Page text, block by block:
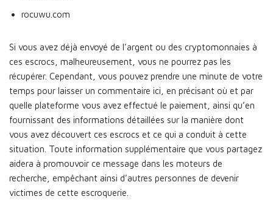
rocuwu.com
Si vous avez déjà envoyé de l’argent ou des cryptomonnaies à
ces escrocs, malheureusement, vous ne pourrez pas les
récupérer. Cependant, vous pouvez prendre une minute de votre
temps pour laisser un commentaire ici, en précisant où et par
quelle plateforme vous avez effectué le paiement, ainsi qu’en
fournissant des informations détaillées sur la manière dont
vous avez découvert ces escrocs et ce qui a conduit à cette
situation. Toute information supplémentaire que vous partagez
aidera à promouvoir ce message dans les moteurs de
recherche, empêchant ainsi d’autres personnes de devenir
victimes de cette escroquerie.